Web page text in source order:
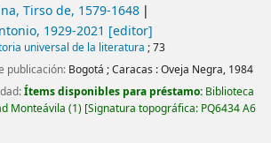
Tirso de, 1579-1648
, 1929-2021 [editor]
universal de la literatura ; 73
publicación: Bogotá ; Caracas :Oveja Negra, 1984
Ítems disponibles para préstamo: Biblioteca
Monteávila (1) Signatura topográfica: PQ6434 A6